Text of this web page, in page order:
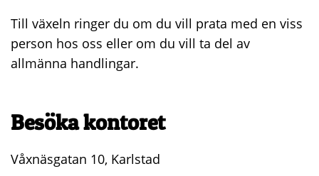
Till växeln ringer du om du vill prata med en viss
person hos oss eller om du vill ta del av
allmänna handlingar.
Besöka kontoret
Våxnäsgatan 10, Karlstad